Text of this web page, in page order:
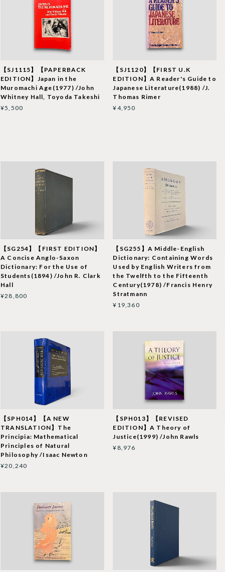
【SJ1115】【PAPERBACK
EDITION】Japan in the
Muromachi Age(1977) /John
Whitney Hall, Toyoda Takeshi
¥5,500
【SJ1120】【FIRST U.K
EDITION】A Reader's Guide to
Japanese Literature(1988) /J.
Thomas Rimer
¥4,950
【SG254】【FIRST EDITION】
A Concise Anglo-Saxon
Dictionary: For the Use of
Students(1894) /John R. Clark
Hall
¥28,800
【SG255】A Middle-English
Dictionary: Containing Words
Used by English Writers from
the Twelfth to the Fifteenth
Century(1978) /Francis Henry
Stratmann
¥19,360
【SPH014】【A NEW
TRANSLATION】The
Principia: Mathematical
Principles of Natural
Philosophy /Isaac Newton
¥20,240
【SPH013】【REVISED
EDITION】A Theory of
Justice(1999) /John Rawls
¥8,976